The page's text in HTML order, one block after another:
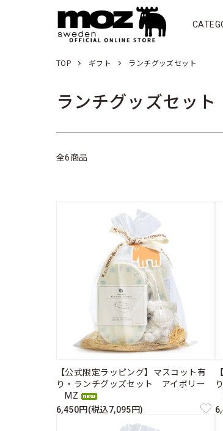
TOP ギフト ランチグッズセット
ランチグッズセット
全6商品
【公式限定ラッピング】マスコット有
り・ランチグッズセット アイボリー
MZ
6,450円(税込7,095円)